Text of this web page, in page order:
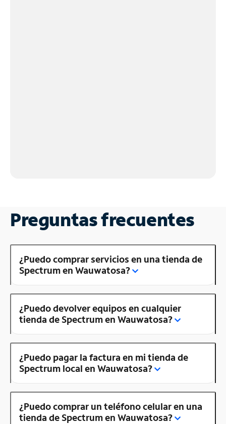
Preguntas frecuentes
¿Puedo comprar servicios en una tienda de
Spectrum en Wauwatosa?
¿Puedo devolver equipos en cualquier
tienda de Spectrum en Wauwatosa?
¿Puedo pagar la factura en mi tienda de
Spectrum local en Wauwatosa?
¿Puedo comprar un teléfono celular en una
tienda de Spectrum en Wauwatosa?